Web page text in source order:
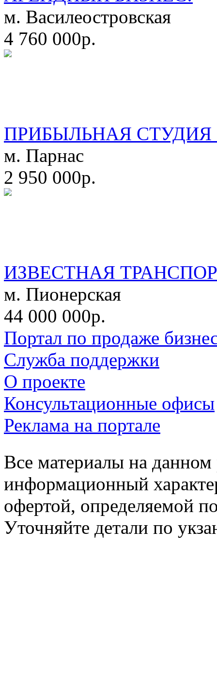
м. Василеостровская
4 760 000р.
ПРИБЫЛЬНАЯ СТУДИЯ
м. Парнас
2 950 000р.
ИЗВЕСТНАЯ
м. Пионерская
44 000 000р.
Портал по продаже
Служба поддержки
О проекте
Консультационные офисы
Реклама на портале
Все материалы на данном
информационный
офертой, определяемой
Уточняйте детали по